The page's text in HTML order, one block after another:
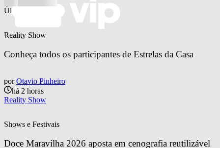
Últimas notícias
Reality Show
Conheça todos os participantes de Estrelas da Casa
por Otavio Pinheiro
há 2 horas
Reality Show
Shows e Festivais
Doce Maravilha 2026 aposta em cenografia reutilizável